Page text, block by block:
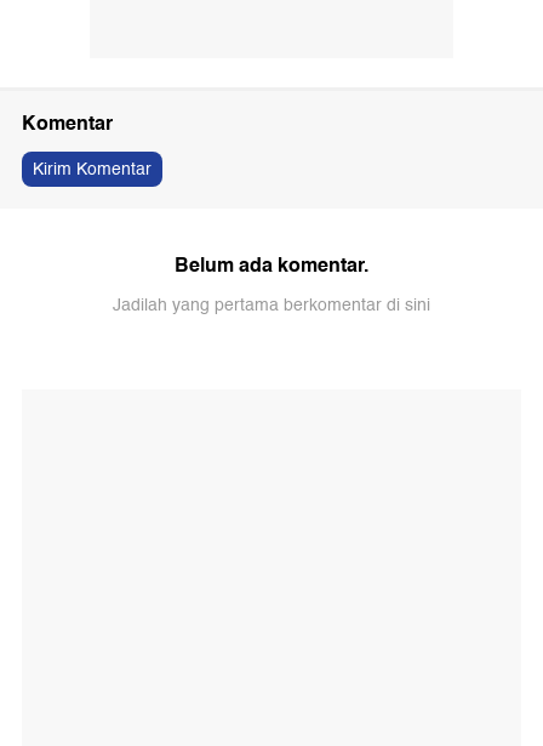
Komentar
Kirim Komentar
Belum ada komentar.
Jadilah yang pertama berkomentar di sini